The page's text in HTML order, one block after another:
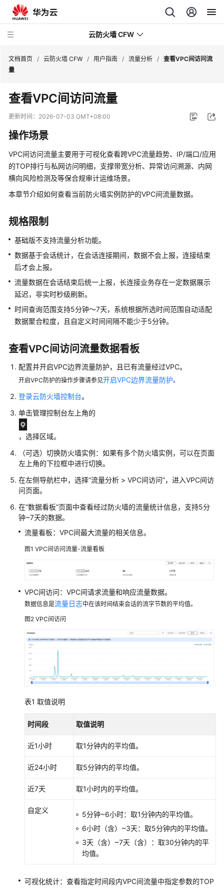
云防火墙 CFW
最
新
动
品
介
绍
说
明
快
速
入
门
用
户
南
创
建
用
组
授
权
使
CFW
购
买
变
更
防
墙
云
火
墙
防
护
总
防
墙
护
访
控
御
文档首页 / 云防火墙 CFW / 用户指南 / 流量分析 / 查看VPC间访问流
量
查看VPC间访问流量
更新时间： 2026-07-03 GMT+08:00
操作场景
VPC间访问流量主要用于可视化查看跨VPC流量趋势、IP/端口/应用
的TOP排行与私网访问明细，支撑带宽分析、异常访问溯源、内网
横向风险检测及等保合规审计运维场景。
本章节介绍如何查看当前防火墙实例防护的VPC间流量数据。
规格限制
基础版不支持流量分析功能。
数据基于会话统计，在会话连接期间，数据不会上报，连接结束
后才会上报。
流量数据在会话结束后统一上报，长连接业务存在一定数据展示
延迟，非实时秒级刷新。
时间查询范围支持5分钟～7天，系统根据所选时间范围自动适配
数据聚合粒度，且自定义时间间隔不能少于5分钟。
查看VPC间访问流量数据看板
配置并开启VPC边界流量防护，且已有流量经过VPC。
开启VPC防护的操作步骤请参见开启VPC边界流量防护。
登录云防火墙控制台。
单击管理控制台左上角的
，选择区域。
（可选）切换防火墙实例：如果有多个防火墙实例，可以在页面
左上角的下拉框中进行切换。
在左侧导航栏中，选择“流量分析 > VPC间访问”，进入VPC间访
问页面。
在“数据看板”页面中查看经过防火墙的流量统计信息，支持5分
钟~7天的数据。
流量看板：VPC间最大流量的相关信息。
图1 VPC间访问流量-流量看板
VPC间访问：VPC间请求流量和响应流量数据。
数据信息是流量日志中在该时间结束会话的流字节数的平均值。
图2 VPC间访问
表1 取值说明
时间段 取值说明
近1小时 取1分钟内的平均值。
近24小时 取5分钟内的平均值。
近7天 取1小时内的平均值。
自定义
5分钟~6小时：取1分钟内的平均值。
6小时（含）~3天：取5分钟内的平均值。
3天（含）~7天（含）：取30分钟内的平
均值。
可视化统计：查看指定时间段内VPC间流量中指定参数的TOP